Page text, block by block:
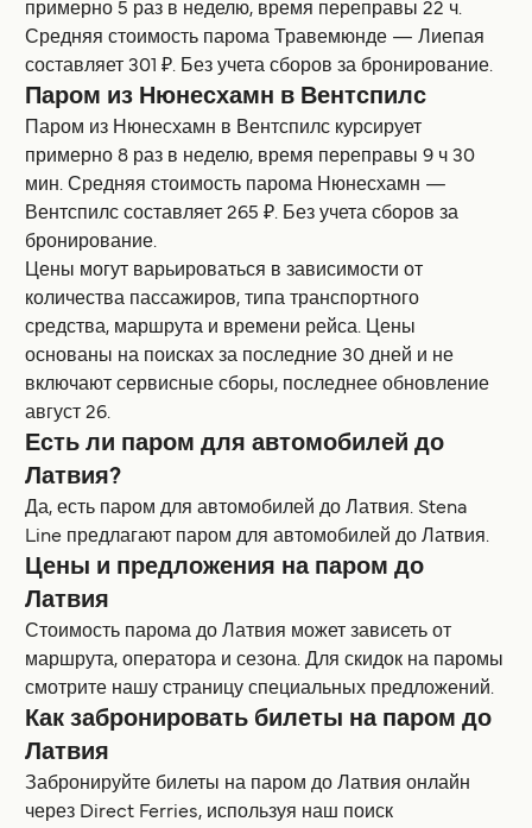
примерно 5 раз в неделю, время переправы 22 ч.
Средняя стоимость парома Травемюнде — Лиепая
составляет 301 ₽. Без учета сборов за бронирование.
Паром из Нюнесхамн в Вентспилс
Паром из Нюнесхамн в Вентспилс курсирует
примерно 8 раз в неделю, время переправы 9 ч 30
мин. Средняя стоимость парома Нюнесхамн —
Вентспилс составляет 265 ₽. Без учета сборов за
бронирование.
Цены могут варьироваться в зависимости от
количества пассажиров, типа транспортного
средства, маршрута и времени рейса. Цены
основаны на поисках за последние 30 дней и не
включают сервисные сборы, последнее обновление
август 26.
Есть ли паром для автомобилей до
Латвия?
Да, есть паром для автомобилей до Латвия. Stena
Line предлагают паром для автомобилей до Латвия.
Цены и предложения на паром до
Латвия
Стоимость парома до Латвия может зависеть от
маршрута, оператора и сезона. Для скидок на паромы
смотрите нашу страницу специальных предложений.
Как забронировать билеты на паром до
Латвия
Забронируйте билеты на паром до Латвия онлайн
через Direct Ferries, используя наш поиск